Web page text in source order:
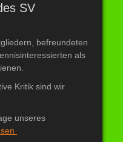
SV
befreundeten
als
Kritik sind wir
unseres